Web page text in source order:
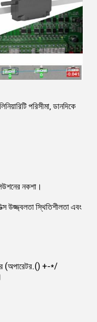
পরিসীমা, ডানদিকে
নকশা।
উজ্জ্বলতা স্থিতিশীলতা এবং
(অপারেটর.() +-*/